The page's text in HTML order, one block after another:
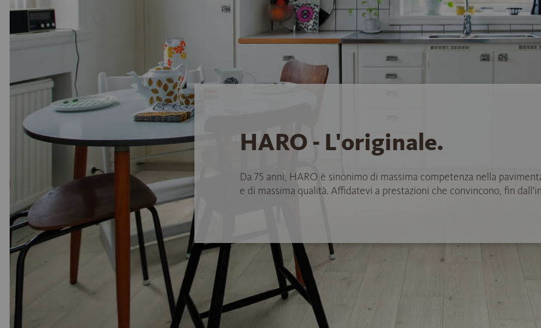
HARO - L'originale.
Da 75 anni, HARO è sinonimo di massima competenza nella
e di massima qualità. Affidatevi a prestazioni che convincono, fin